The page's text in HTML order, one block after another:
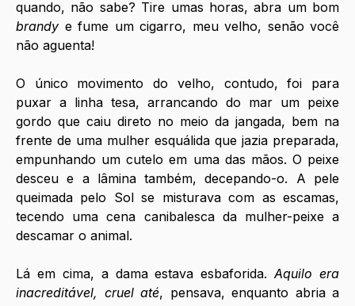
brandy e fume um cigarro, meu velho, senão você
não aguenta!
O único movimento do velho, contudo, foi para
puxar a linha tesa, arrancando do mar um peixe
gordo que caiu direto no meio da jangada, bem na
frente de uma mulher esquálida que jazia preparada,
empunhando um cutelo em uma das mãos. O peixe
desceu e a lâmina também, decepando-o. A pele
queimada pelo Sol se misturava com as escamas,
tecendo uma cena canibalesca da mulher-peixe a
descamar o animal.
Lá em cima, a dama estava esbaforida. Aquilo era
inacreditável, cruel até, pensava, enquanto abria a